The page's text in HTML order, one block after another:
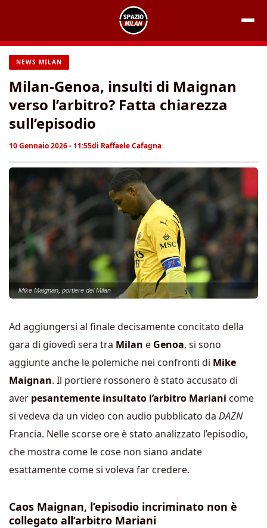
contenuto
NEWS MILAN
Milan-Genoa, insulti di Maignan
verso l’arbitro? Fatta chiarezza
sull’episodio
10 Gennaio 2026 - 11:55di Raffaele Cafagna
Mike Maignan, portiere del Milan
Ad aggiungersi al finale decisamente concitato della
gara di giovedì sera tra Milan e Genoa, si sono
aggiunte anche le polemiche nei confronti di Mike
Maignan. Il portiere rossonero è stato accusato di
aver pesantemente insultato l’arbitro Mariani come
si vedeva da un video con audio pubblicato da DAZN
Francia. Nelle scorse ore è stato analizzato l’episodio,
che mostra come le cose non siano andate
esattamente come si voleva far credere.
Caos Maignan, l’episodio incriminato non è
collegato all’arbitro Mariani